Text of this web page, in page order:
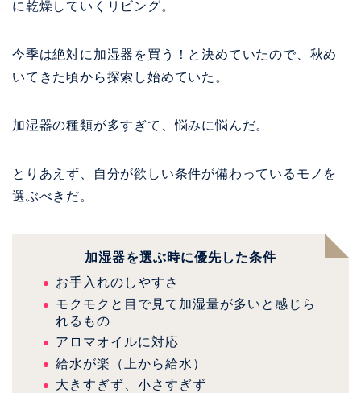
に乾燥していくリビング。
今季は絶対に加湿器を買う！と決めていたので、秋め
いてきた頃から探索し始めていた。
加湿器の種類が多すぎて、悩みに悩んだ。
とりあえず、自分が欲しい条件が備わっているモノを
選ぶべきだ。
加湿器を選ぶ時に優先した条件
お手入れのしやすさ
モクモクと目で見て加湿量が多いと感じら
れるもの
アロマオイルに対応
給水が楽（上から給水）
大きすぎず、小さすぎず